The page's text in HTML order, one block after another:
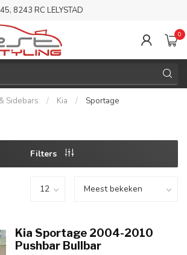
8243 RC LELYSTAD
0
Sidebars / Kia / Sportage
Filters
Kia Sportage 2004-2010
Pushbar Bullbar